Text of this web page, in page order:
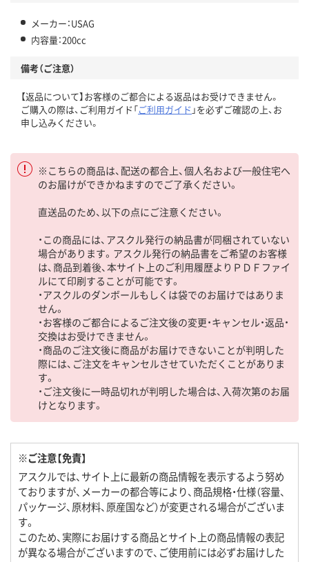
メーカー：USAG
内容量：200cc
備考（ご注意）
【返品について】お客様のご都合による返品はお受けできません。
ご購入の際は、ご利用ガイド「ご利用ガイド 」を必ずご確認の上、お
申し込みください。
※こちらの商品は、配送の都合上、個人名および一般住宅へ
のお届けができかねますのでご了承ください。
直送品のため、以下の点にご注意ください。
・この商品には、アスクル発行の納品書が同梱されていない
場合があります。アスクル発行の納品書をご希望のお客様
は、商品到着後、本サイト上のご利用履歴よりＰＤＦファイ
ルにて印刷することが可能です。
・アスクルのダンボールもしくは袋でのお届けではありま
せん。
・お客様のご都合によるご注文後の変更・キャンセル・返品・
交換はお受けできません。
・商品のご注文後に商品がお届けできないことが判明した
際には、ご注文をキャンセルさせていただくことがありま
す。
・ご注文後に一時品切れが判明した場合は、入荷次第のお届
けとなります。
※ご注意【免責】
アスクルでは、サイト上に最新の商品情報を表示するよう努め
ておりますが、メーカーの都合等により、商品規格・仕様（容量、
パッケージ、原材料、原産国など）が変更される場合がございま
す。
このため、実際にお届けする商品とサイト上の商品情報の表記
が異なる場合がございますので、ご使用前には必ずお届けした